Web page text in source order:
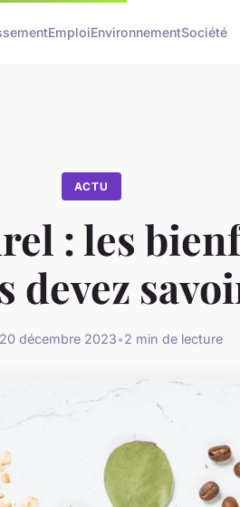
EmploiEnvironnementSociété
ACTU
: les
devez
20 décembre 2023•2 min de lecture